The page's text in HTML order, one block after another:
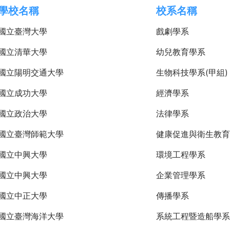
校名稱 校系名稱
立臺灣大學
戲劇學系
立清華大學
幼兒教育學系
立陽明交通大學
生物科技學系(甲組)
立成功大學
經濟學系
立政治大學
法律學系
立臺灣師範大學
健康促進與衛生教
立中興大學
環境工程學系
立中興大學
企業管理學系
立中正大學
傳播學系
立臺灣海洋大學
系統工程暨造船學系